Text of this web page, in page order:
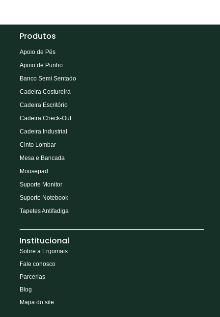
Produtos
Apoio de Pés
Apoio de Punho
Banco Semi Sentado
Cadeira Costureira
Cadeira Escritório
Cadeira Check-Out
Cadeira Industrial
Cinto Lombar
Mesa e Bancada
Mousepad
Suporte Monitor
Suporte Notebook
Tapetes Antifadiga
Institucional
Sobre a Ergomais
Fale conosco
Parcerias
Blog
Mapa do site